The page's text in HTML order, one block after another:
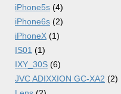
iPhone5s (4)
iPhone6s (2)
iPhoneX (1)
IS01 (1)
IXY_30S (6)
JVC ADIXXION GC-XA2 (2)